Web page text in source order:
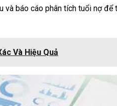
và báo cáo phân tích tuổi nợ
Và Hiệu Quả